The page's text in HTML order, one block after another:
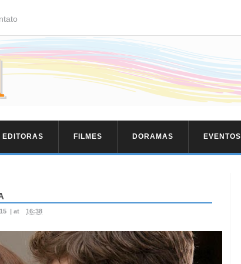
EDITORAS FILMES DORAMAS EVENTOS
| at 16:38